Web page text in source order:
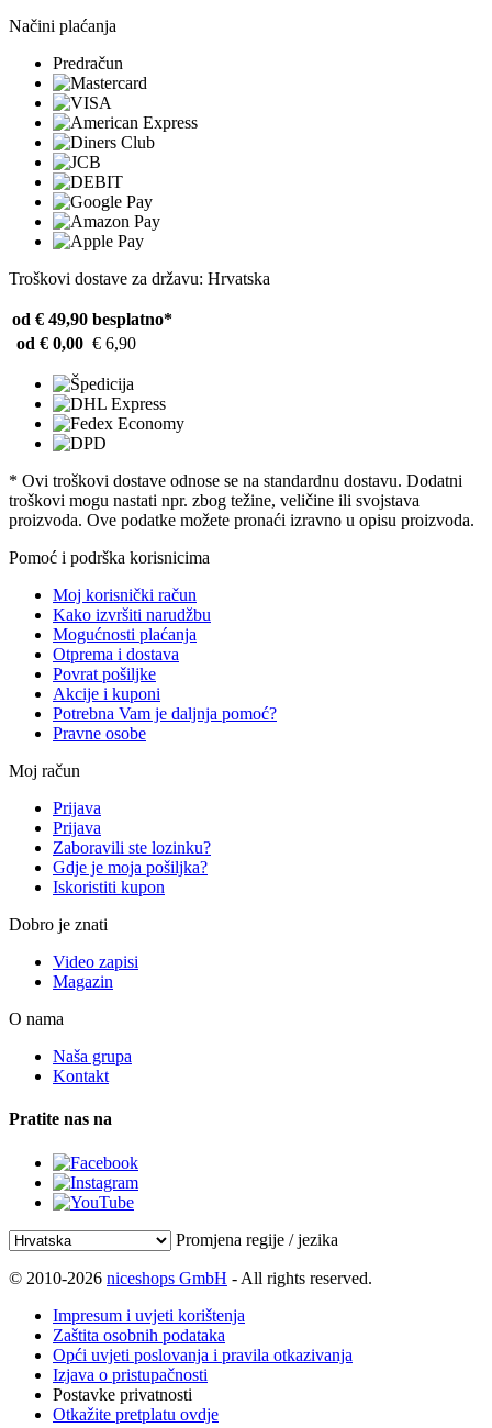
Načini plaćanja
Predračun
Troškovi dostave za državu: Hrvatska
od € 49,90 besplatno*
od € 0,00 € 6,90
* Ovi troškovi dostave odnose se na standardnu ​​dostavu. Dodatni
troškovi mogu nastati npr. zbog težine, veličine ili svojstava
proizvoda. Ove podatke možete pronaći izravno u opisu proizvoda.
Pomoć i podrška korisnicima
Moj korisnički račun
Kako izvršiti narudžbu
Mogućnosti plaćanja
Otprema i dostava
Povrat pošiljke
Akcije i kuponi
Potrebna Vam je daljnja pomoć?
Pravne osobe
Moj račun
Prijava
Prijava
Zaboravili ste lozinku?
Gdje je moja pošiljka?
Iskoristiti kupon
Dobro je znati
Video zapisi
Magazin
O nama
Naša grupa
Kontakt
Pratite nas na
Promjena regije / jezika
© 2010-2026 niceshops GmbH - All rights reserved.
Impresum i uvjeti korištenja
Zaštita osobnih podataka
Opći uvjeti poslovanja i pravila otkazivanja
Izjava o pristupačnosti
Postavke privatnosti
Otkažite pretplatu ovdje